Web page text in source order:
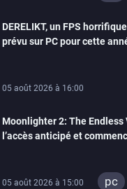
DERELIKT, un FPS
prévu sur PC pour cette
05 août 2026 à 16:00
Moonlighter 2: The
l’accès anticipé et
05 août 2026 à 15:00 pc